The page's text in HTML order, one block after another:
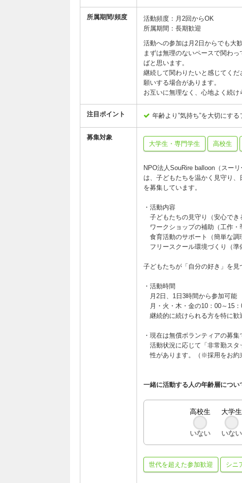
所属期間/頻度
活動頻度：月2回からOK
所属期間：長期歓迎
活動への参加は月2日からでも大歓
まずは無理のないペースで関わ
ばと思います。
継続して関わりたいと感じてく
願いする場合があります。
お互いに無理なく、心地よく続け
注目ポイント 年齢より”気持ち”を大切にする
募集対象
大学生・専門学生
高校生
NPO法人SouRire balloon（スー
は、子どもたちを温かく見守り
を募集しています。
・活動内容
子どもたちの見守り（安心でき
ワークショップの補助（工作・
食育活動のサポート（簡単な調
フリースクール環境づくり（準
子どもたちが「自分の好き」を見
・活動時間
月2日、1日3時間から参加可能
月・火・木・金の10：00～15：
継続的に続けられる方を特に歓
・現在は無償ボランティアの募
活動状況に応じて「非常勤スタ
性があります。（※採用をお約
一緒に活動する人の年齢層につい
高校生
いない
大学生
いない
世代を超えた参加歓迎 シニ